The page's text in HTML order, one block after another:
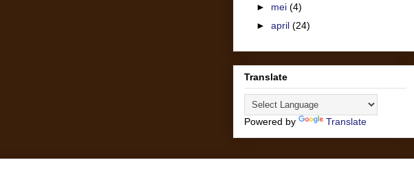
► mei (4)
► april (24)
Translate
Powered by Translate